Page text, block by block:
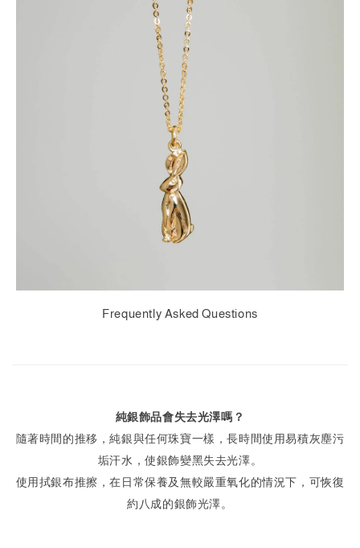
Frequently Asked Questions
純銀飾品會失去光澤嗎？
隨著時間的推移，純銀與任何珠寶一樣，長時間使用易積灰塵污
垢汗水，使銀飾變黑失去光澤。
使用拭銀布推擦，在日常保養及無較嚴重氧化的情況下，可恢復
約八成的銀飾光澤。